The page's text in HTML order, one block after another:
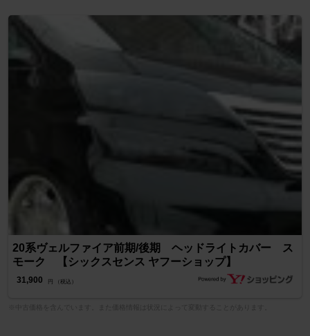
20系ヴェルファイア前期/後期 ヘッドライトカバー ス
モーク 【シックスセンス ヤフーショップ】
31,900 円 （税込）